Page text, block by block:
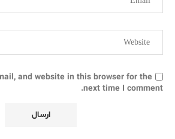
and website in this browser for the
next time I comment.